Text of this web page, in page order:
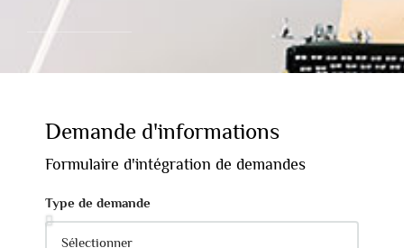
Demande d'informations
Formulaire d'intégration de demandes
Type de demande